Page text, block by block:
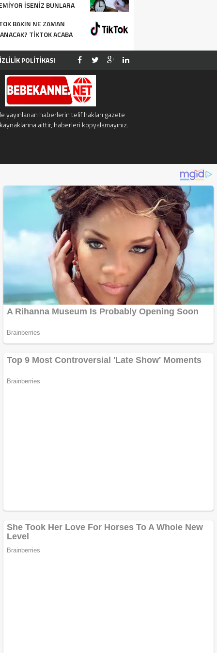
İSENIZ BUNLARA
BAKIN NE ZAMAN
TIKTOK ACABA
POLİTİKASI
İLETİSİM
yayınlanan haberlerin telif hakları gazete
aittir, haberleri kopyalamayınız.